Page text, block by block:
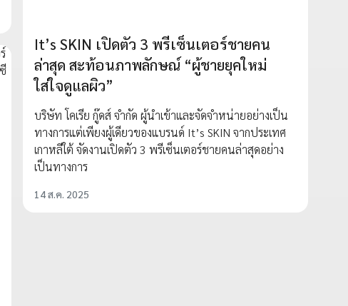
It’s SKIN เปิดตัว 3 พรีเซ็นเตอร์ชายคน
ล่าสุด สะท้อนภาพลักษณ์ “ผู้ชายยุคใหม่
ใส่ใจดูแลผิว”
บริษัท โคเรีย กู๊ดส์ จำกัด ผู้นำเข้าและจัดจำหน่ายอย่างเป็น
ทางการแต่เพียงผู้เดียวของแบรนด์ It’s SKIN จากประเทศ
เกาหลีใต้ จัดงานเปิดตัว 3 พรีเซ็นเตอร์ชายคนล่าสุดอย่าง
เป็นทางการ
14 ส.ค. 2025